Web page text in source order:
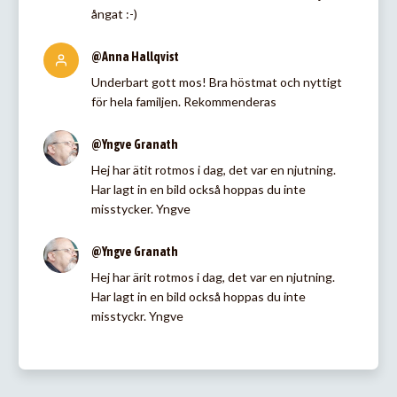
ångat :-)
@Anna Hallqvist
Underbart gott mos! Bra höstmat och nyttigt
för hela familjen. Rekommenderas
@Yngve Granath
Hej har ätit rotmos i dag, det var en njutning.
Har lagt in en bild också hoppas du inte
misstycker. Yngve
@Yngve Granath
Hej har ärit rotmos i dag, det var en njutning.
Har lagt in en bild också hoppas du inte
misstyckr. Yngve